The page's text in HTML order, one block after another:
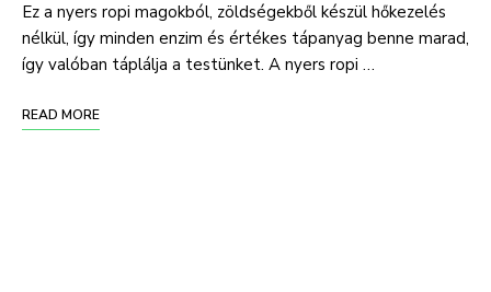
Ez a nyers ropi magokból, zöldségekből készül hőkezelés
nélkül, így minden enzim és értékes tápanyag benne marad,
így valóban táplálja a testünket. A nyers ropi …
READ MORE